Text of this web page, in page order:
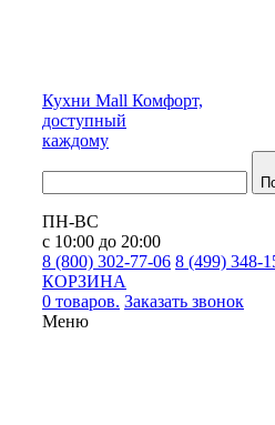
Кухни Mall Комфорт,
доступный
каждому
ПН-ВС
с 10:00 до 20:00
8 (800) 302-77-06 8 (499) 348-
КОРЗИНА
0 товаров. Заказать звонок
Меню